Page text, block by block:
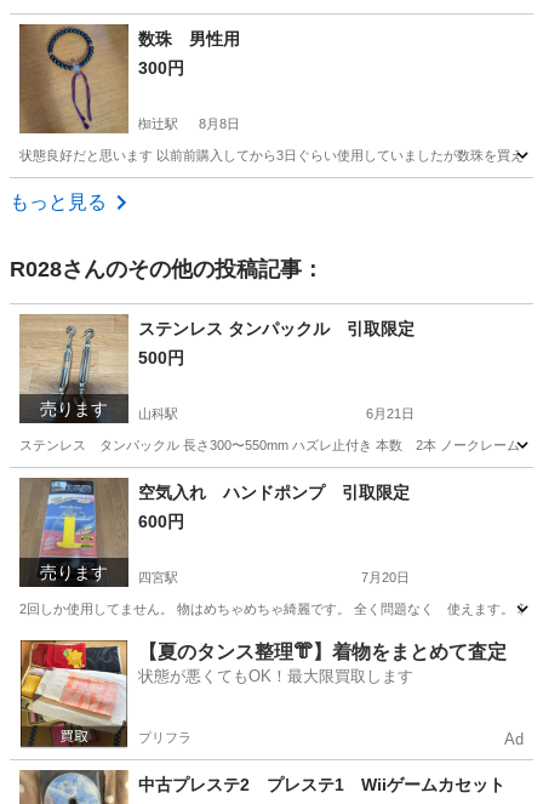
京都 八幡市 ケーブル八幡宮山上駅
数珠 男性用
300円
椥辻駅 8月8日
状態良好だと思います 以前前購入してから3日ぐらい使用していましたが数珠を買え
京都 京都市
もっと見る
R028さんのその他の投稿記事：
売ります
ステンレス タンパックル 引取限定
500円
山科駅 6月21日
ステンレス タンパックル 長さ300〜550mm ハズレ止付き 本数 2本 ノークレーム・
京都 京都市 山科駅 ステンレス
売ります
空気入れ ハンドポンプ 引取限定
600円
四宮駅 7月20日
2回しか使用してません。 物はめちゃめちゃ綺麗です。 全く問題なく 使えます。 箱
京都 京都市 四宮駅 その他
【夏のタンス整理👘】着物をまとめて査定
状態が悪くてもOK！最大限買取します
プリフラ Ad
中古プレステ2 プレステ1 Wiiゲームカセット